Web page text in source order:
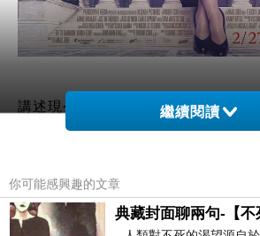
講述現今美國最高法院大法官露絲
Bader Ginsburg）
響力的法官之一。
繼續閱讀
你可能感興趣的文章
典藏封面聊兩句-【不